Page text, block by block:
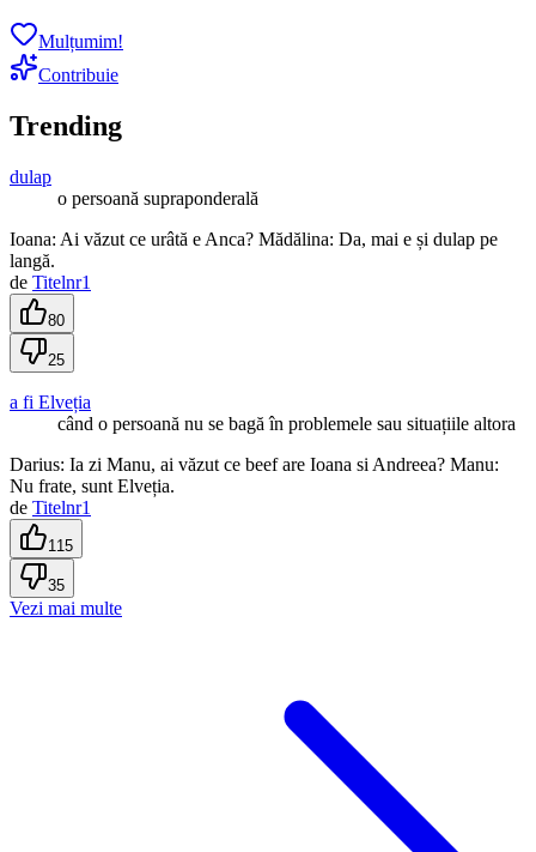
Mulțumim!
Contribuie
Trending
dulap
o persoană supraponderală
Ioana: Ai văzut ce urâtă e Anca? Mădălina: Da, mai e și dulap pe
langă.
de Titelnr1
80
25
a fi Elveția
când o persoană nu se bagă în problemele sau situațiile altora
Darius: Ia zi Manu, ai văzut ce beef are Ioana si Andreea? Manu:
Nu frate, sunt Elveția.
de Titelnr1
115
35
Vezi mai multe